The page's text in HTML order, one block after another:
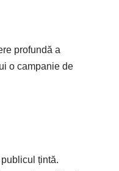
profundă a
o campanie de
țintă.